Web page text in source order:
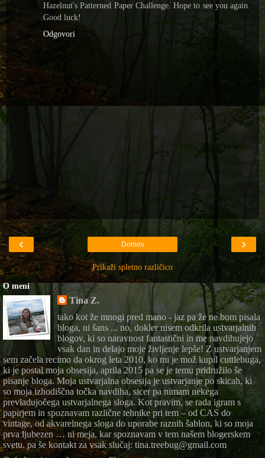
Hazelnut's Patterned Paper Challenge. Hope to see you again.
Good luck!
Odgovori
‹ ›
Domov
Prikaži spletno različico
O meni
Tina Z.
tako kot že mnogi pred mano - jaz pa že ne bom pisala
bloga, ni šans ... no, dokler nisem odkrila ustvarjalnih
blogov, ki so naravnost fantastični in me navdihujejo
vsak dan in delajo moje življenje lepše! Z ustvarjanjem
sem začela recimo da okrog leta 2010, ko mi je mož kupil cuttlebuga,
ki je postal moja obsesija, aprila 2015 pa se je temu pridružilo še
pisanje bloga. Moja ustvarjalna obsesija je ustvarjanje po skicah, ki
so moja izhodiščna točka navdiha, sicer pa nimam nekega
prevladujočega ustvarjalnega sloga. Kot pravim, se rada igram s
papirjem in spoznavam različne tehnike pri tem – od CAS do
vintage, od akvarelnega sloga do uporabe raznih šablon, ki so moja
prva ljubezen … ni meja, kar spoznavam v tem našem blogerskem
svetu. pa še kontakt za vsak slučaj: tina.treebug@gmail.com